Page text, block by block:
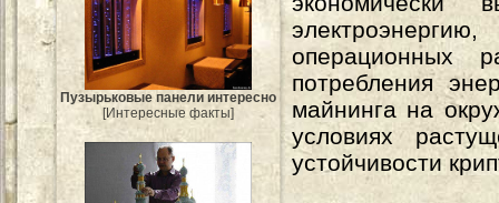
Пузырьковые панели интересно
[Интересные факты]
операционных
потребления
майнинга на
условиях
устойчивости